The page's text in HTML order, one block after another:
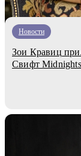
Новости
Зои Кравиц
Свифт Midnights